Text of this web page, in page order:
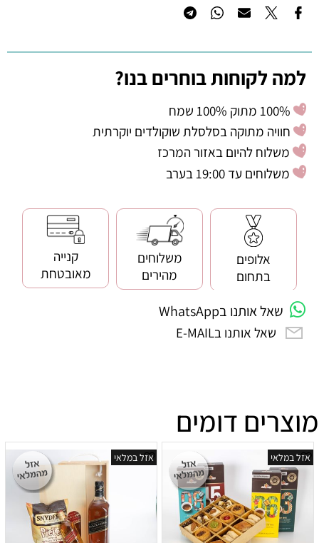
למה לקוחות בוחרים בנו?
חוויה מתוקה בסלסלת שוקולדים יוקרתית
משלוח להיום באזור המרכז
משלוחים עד 19:00 בערב
אלופים
בתחום
משלוחים
מהירים
קנייה
מאובטחת
שאל אותנו בWhatsApp
שאל אותנו בE-MAIL
מוצרים דומים
אזל במלאי אזל במלאי